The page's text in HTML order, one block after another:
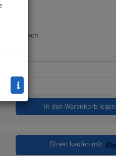
wird nach
in den Warenkorb legen
Direkt kaufen mit